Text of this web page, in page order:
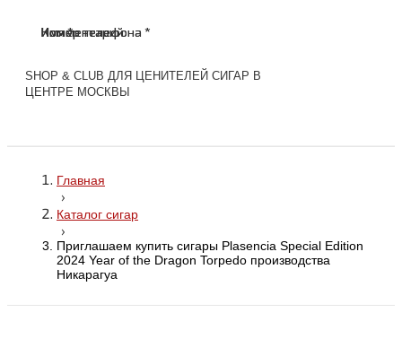
SHOP & CLUB ДЛЯ ЦЕНИТЕЛЕЙ СИГАР В
ЦЕНТРЕ МОСКВЫ
Главная
›
Каталог сигар
›
Приглашаем купить сигары Plasenсia Special Edition
2024 Year of the Dragon Torpedo производства
Никарагуа
Имя *
Номер телефона *
Комментарий
Имя *
Номер телефона *
Комментарий